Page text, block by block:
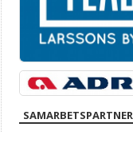
SAMARBETSPARTNER